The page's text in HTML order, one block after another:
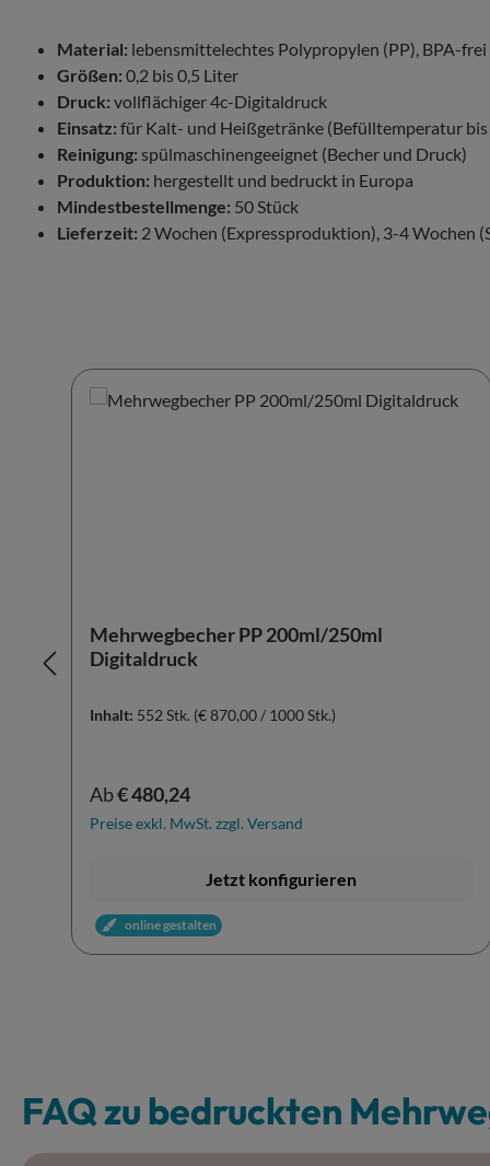
Material: lebensmittelechtes Polypropylen (PP), BPA-frei
Größen: 0,2 bis 0,5 Liter
Druck: vollflächiger 4c-Digitaldruck
Einsatz: für Kalt- und Heißgetränke (Befülltemperatur bis
Reinigung: spülmaschinengeeignet (Becher und Druck)
Produktion: hergestellt und bedruckt in Europa
Mindestbestellmenge: 50 Stück
Lieferzeit: 2 Wochen (Expressproduktion), 3-4 Wochen
Produktgalerie überspringen
Mehrwegbecher PP 200ml/250ml
Digitaldruck
Inhalt: 552 Stk. (€ 870,00 / 1000 Stk.)
Regulärer Preis:
Ab€ 480,24
Preise exkl. MwSt. zzgl. Versand
Jetzt konfigurieren
online gestalten
FAQ zu bedruckten